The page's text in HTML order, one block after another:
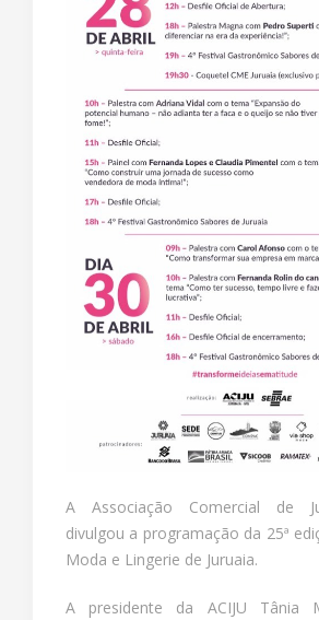
A Associação Comercial de
divulgou a programação da 25ª
Moda e Lingerie de Juruaia.
A presidente da ACIJU Tânia